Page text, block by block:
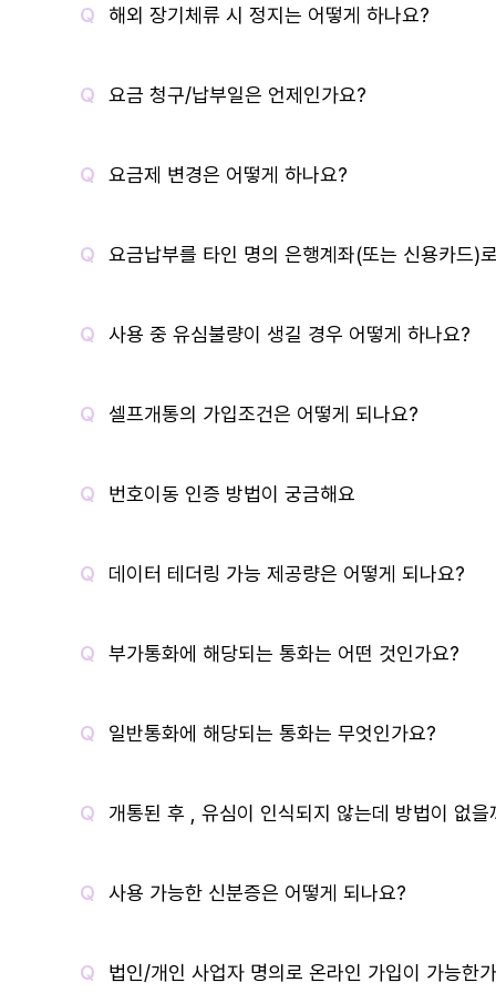
해외 장기체류 시 정지는 어떻게 하나요?
요금 청구/납부일은 언제인가요?
요금제 변경은 어떻게 하나요?
요금납부를 타인 명의 은행계좌(또는 신용카드)
사용 중 유심불량이 생길 경우 어떻게 하나요?
셀프개통의 가입조건은 어떻게 되나요?
번호이동 인증 방법이 궁금해요
데이터 테더링 가능 제공량은 어떻게 되나요?
부가통화에 해당되는 통화는 어떤 것인가요?
일반통화에 해당되는 통화는 무엇인가요?
개통된 후 , 유심이 인식되지 않는데 방법이 없을
사용 가능한 신분증은 어떻게 되나요?
법인/개인 사업자 명의로 온라인 가입이 가능한